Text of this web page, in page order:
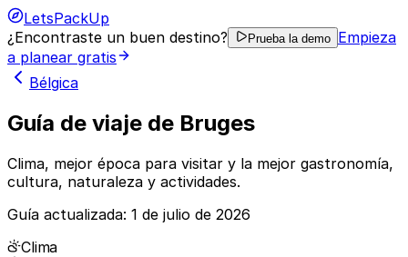
LetsPackUp
¿Encontraste un buen destino?
Prueba la demo Empieza
a planear gratis
Bélgica
Guía de viaje de Bruges
Clima, mejor época para visitar y la mejor gastronomía,
cultura, naturaleza y actividades.
Guía actualizada: 1 de julio de 2026
Clima